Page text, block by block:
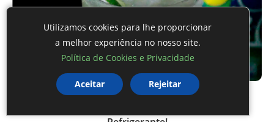
Como fazer Caipirinha com Sprite, Aprenda mais
Utilizamos cookies para lhe proporcionar
a melhor experiência no nosso site.
Política de Cookies e Privacidade
Aceitar Rejeitar